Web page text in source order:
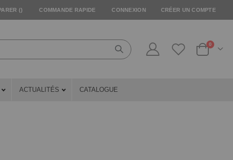
() COMMANDE RAPIDE CONNEXION CRÉER UN COMPTE
Cart
0 articles
ACTUALITÉS CATALOGUE